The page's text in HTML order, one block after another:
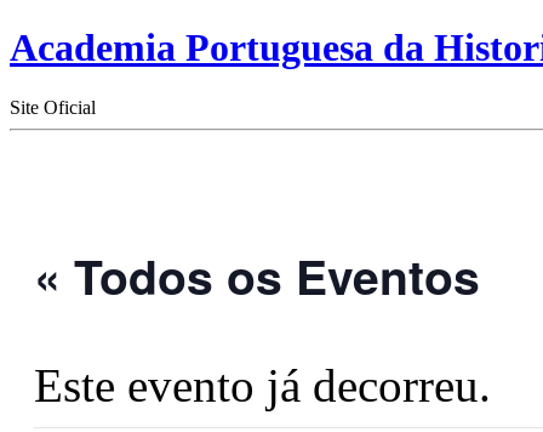
Academia Portuguesa da
Site Oficial
« Todos os Eventos
Este evento já decorreu.